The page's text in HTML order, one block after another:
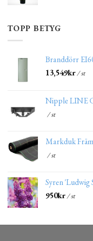
TOPP BETYG
Branddörr
13,549kr/ st
Nipple LINE
/ st
Markduk
/ st
Syren 'Ludwig
950kr/ st